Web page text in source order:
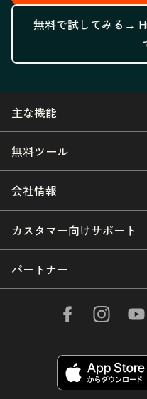
無料で試してみる→
主な機能
無料ツール
会社情報
カスタマー向けサポート
パートナー